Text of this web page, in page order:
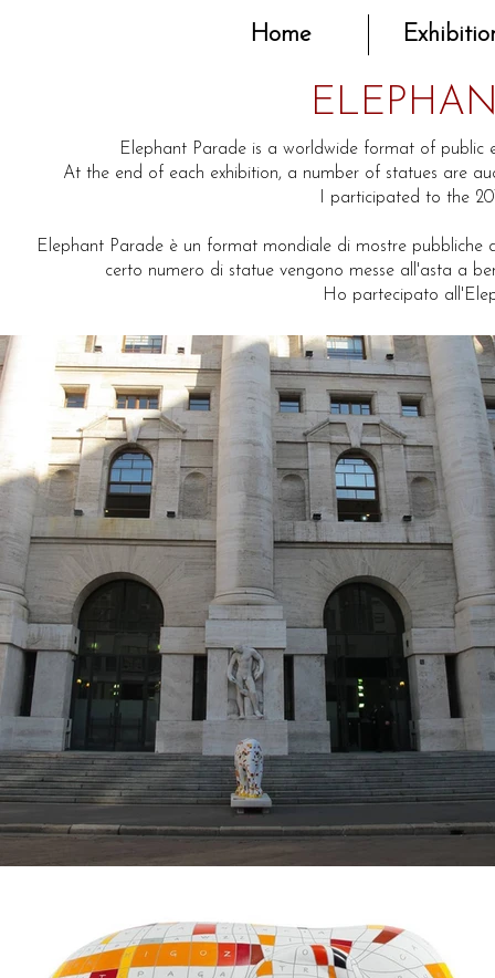
Home
Elephant Parade is a worldwide format of public
At the end of each exhibition, a number of statues are
I participated to the
Elephant Parade è un format mondiale di mostre
certo numero di statue vengono messe all'asta a
Ho partecipato